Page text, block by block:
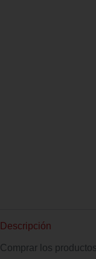
Descripción
Comprar los